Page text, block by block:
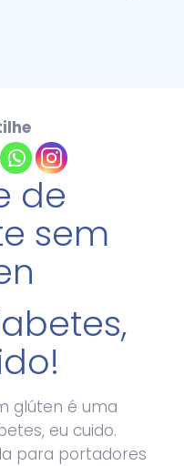
de
sem
glúten é uma
eu cuido.
para portadores